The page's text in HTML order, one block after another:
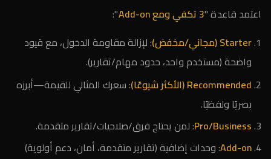
اعتمد قاعدة "3 تكفي ومع Add-on
":
Starter (مجاني/مخفض)
: لإزالة مقاومة الدخول، مع قيود
واضحة (مستخدم واحد، حدود مهام/تقارير).
Recommended (الأكثر شيوعًا)
: سعرك المثالي للقيمة—أبرزه
بصريًا ولفظيًا.
Pro/Business: لمن يحتاج فرق/صلاحيات/تقارير متقدمة.
Add-on: وحدات إضافية (تقارير متقدمة، أمان، دعم أولوية)